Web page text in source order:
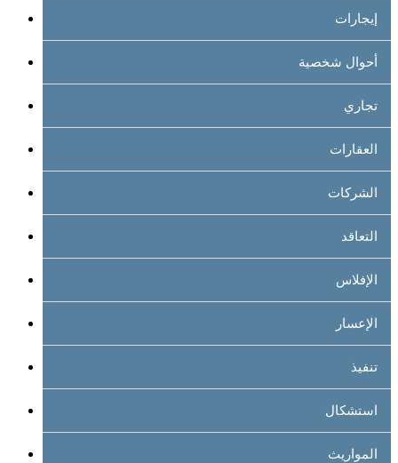
إيجارات
أحوال شخصية
تجاري
العقارات
الشركات
التعاقد
الإفلاس
الإعسار
تنفيذ
استشكال
المواريث